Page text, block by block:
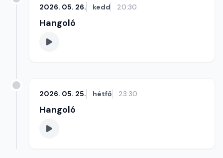
2026. 05. 26. kedd 20:30
Hangoló
2026. 05. 25. hétfő 23:30
Hangoló